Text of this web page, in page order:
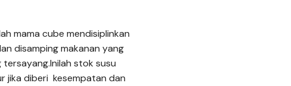
mama cube mendisiplinkan
disamping makanan yang
tersayang.Inilah stok susu
jika diberi kesempatan dan